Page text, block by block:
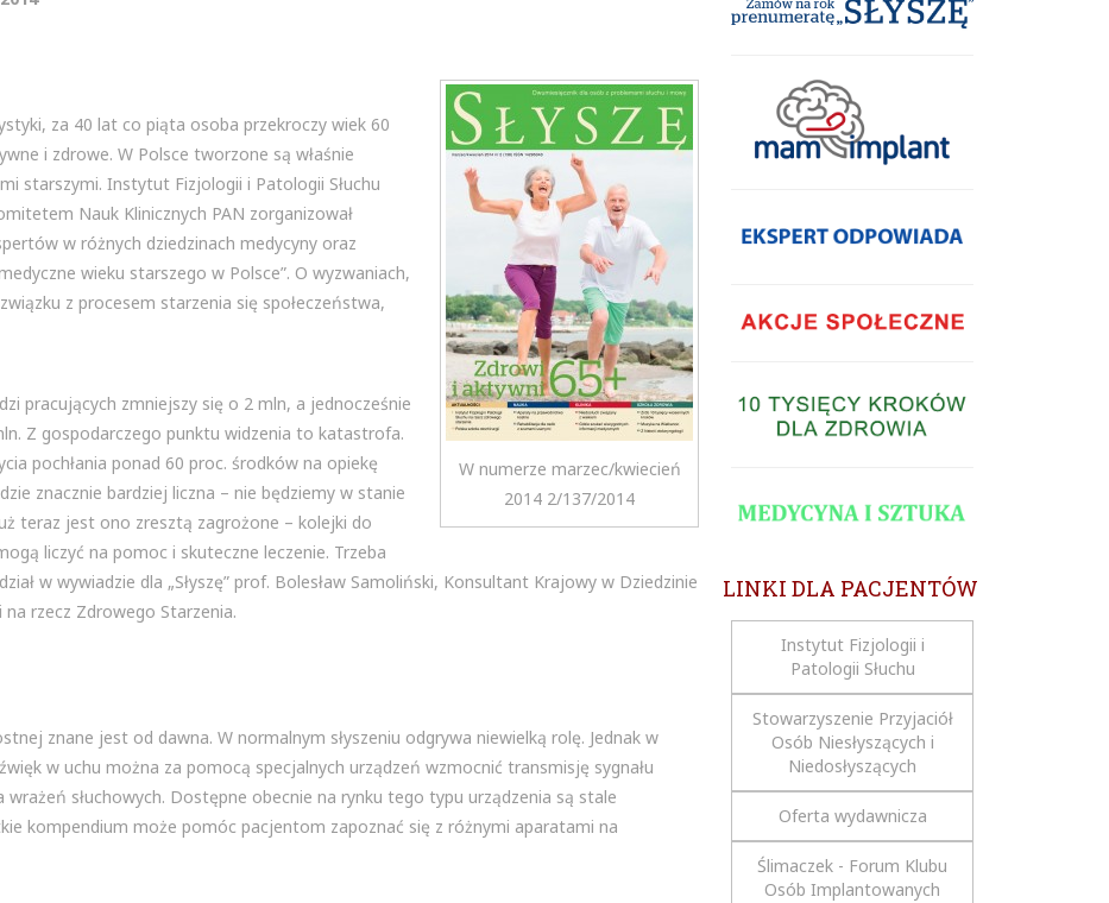
W numerze marzec/kwiecień
2014 2/137/2014
za 40 lat co piąta osoba przekroczy wiek 60
i zdrowe. W Polsce tworzone są właśnie
starszymi. Instytut Fizjologii i Patologii Słuchu
Nauk Klinicznych PAN zorganizował
w różnych dziedzinach medycyny oraz
wieku starszego w Polsce”. O wyzwaniach,
z procesem starzenia się społeczeństwa,
pracujących zmniejszy się o 2 mln, a jednocześnie
Z gospodarczego punktu widzenia to katastrofa.
pochłania ponad 60 proc. środków na opiekę
znacznie bardziej liczna – nie będziemy w stanie
teraz jest ono zresztą zagrożone – kolejki do
liczyć na pomoc i skuteczne leczenie. Trzeba
w wywiadzie dla „Słyszę” prof. Bolesław Samoliński, Konsultant Krajowy w Dziedzinie
rzecz Zdrowego Starzenia.
znane jest od dawna. W normalnym słyszeniu odgrywa niewielką rolę. Jednak w
w uchu można za pomocą specjalnych urządzeń wzmocnić transmisję sygnału
słuchowych. Dostępne obecnie na rynku tego typu urządzenia są stale
kompendium może pomóc pacjentom zapoznać się z różnymi aparatami na
LINKI DLA PACJENTÓW
Instytut Fizjologii i
Patologii Słuchu
Stowarzyszenie Przyjaciół
Osób Niesłyszących i
Niedosłyszących
Oferta wydawnicza
Ślimaczek - Forum Klubu
Osób Implantowanych